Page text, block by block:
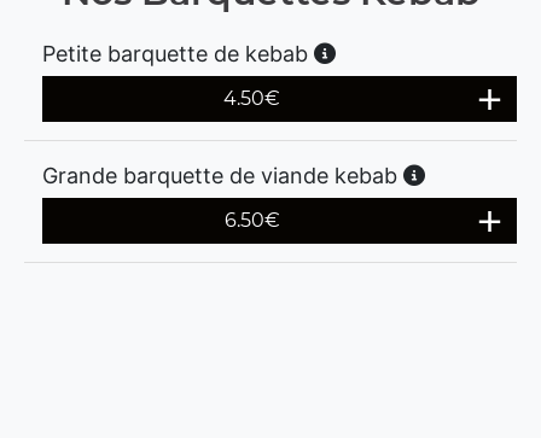
Petite barquette de kebab
4.50€
Grande barquette de viande kebab
6.50€